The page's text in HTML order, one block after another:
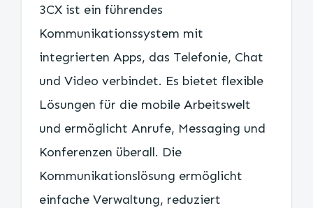
3CX ist ein führendes
Kommunikationssystem mit
integrierten Apps, das Telefonie, Chat
und Video verbindet. Es bietet flexible
Lösungen für die mobile Arbeitswelt
und ermöglicht Anrufe, Messaging und
Konferenzen überall. Die
Kommunikationslösung ermöglicht
einfache Verwaltung, reduziert